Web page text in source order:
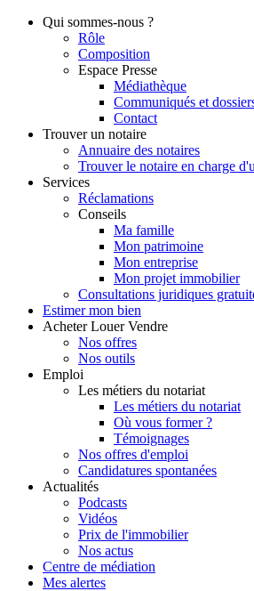
Qui sommes-nous ?
Rôle
Composition
Espace Presse
Médiathèque
Communiqués et
Contact
Trouver un notaire
Annuaire des notaires
Trouver le notaire en charge
Services
Réclamations
Conseils
Ma famille
Mon patrimoine
Mon entreprise
Mon projet immobilier
Consultations juridiques
Estimer mon bien
Acheter Louer Vendre
Nos offres
Nos outils
Emploi
Les métiers du notariat
Les métiers du notariat
Où vous former ?
Témoignages
Nos offres d'emploi
Candidatures spontanées
Actualités
Podcasts
Vidéos
Prix de l'immobilier
Nos actus
Centre de médiation
Mes alertes